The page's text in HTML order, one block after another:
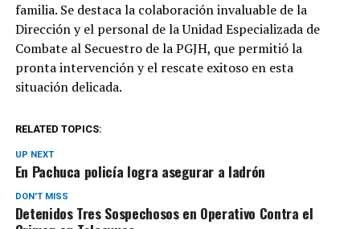
familia. Se destaca la colaboración invaluable de la
Dirección y el personal de la Unidad Especializada de
Combate al Secuestro de la PGJH, que permitió la
pronta intervención y el rescate exitoso en esta
situación delicada.
RELATED TOPICS:
UP NEXT
En Pachuca policía logra asegurar a ladrón
DON'T MISS
Detenidos Tres Sospechosos en Operativo Contra el